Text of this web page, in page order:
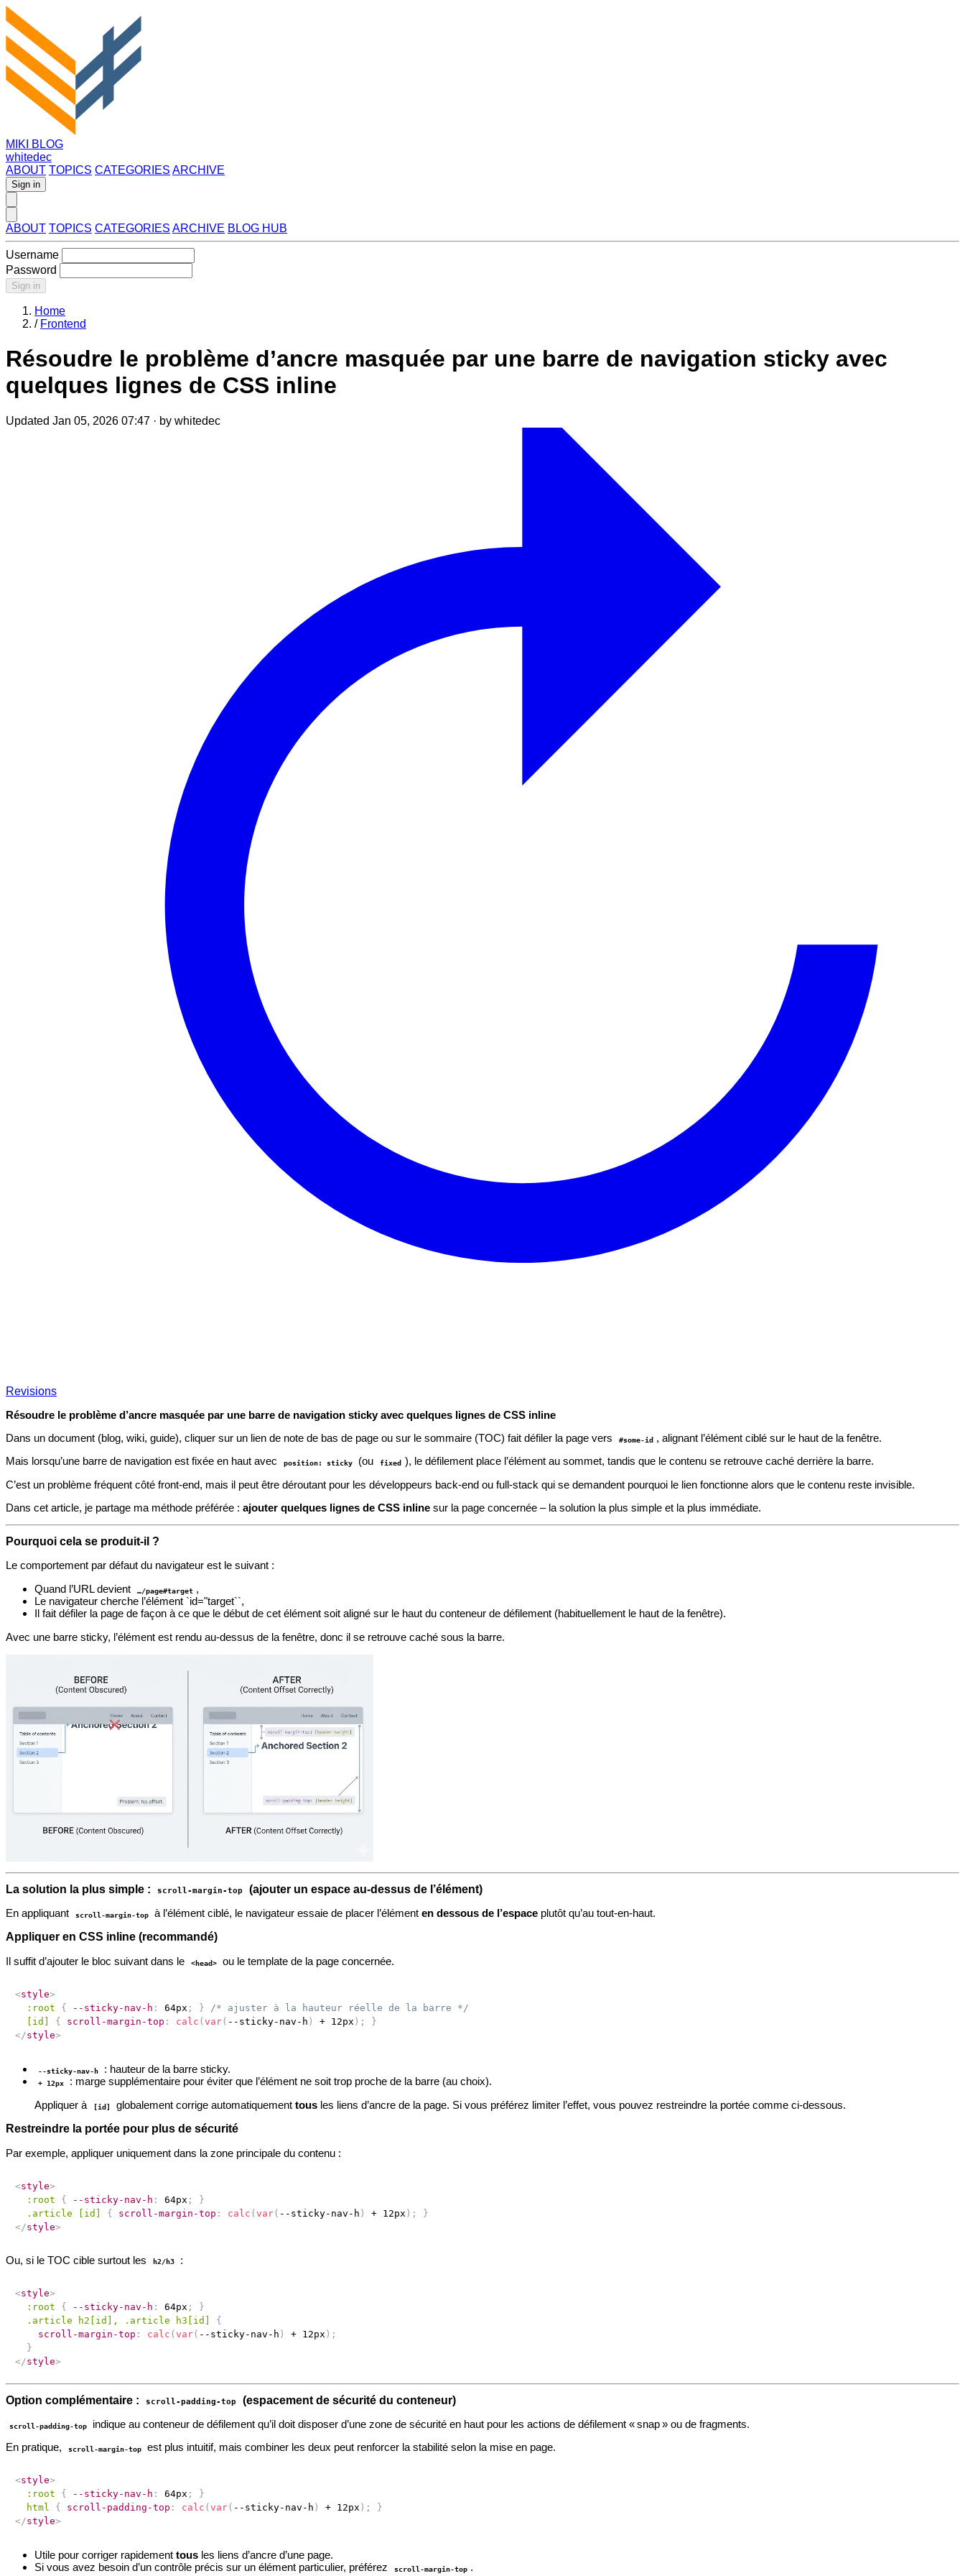
MIKI BLOG
whitedec
ABOUT TOPICS CATEGORIES ARCHIVE
Sign in
ABOUT TOPICS CATEGORIES ARCHIVE BLOG HUB
Username
Password
Sign in
Home
/ Frontend
Résoudre le problème d’ancre masquée par une barre de navigation sticky avec
quelques lignes de CSS inline
Updated Jan 05, 2026 07:47 · by whitedec
Revisions
Résoudre le problème d’ancre masquée par une barre de navigation sticky avec quelques lignes de CSS inline
Dans un document (blog, wiki, guide), cliquer sur un lien de note de bas de page ou sur le sommaire (TOC) fait défiler la page vers
#some-id , alignant l’élément ciblé sur le haut de la fenêtre.
Mais lorsqu’une barre de navigation est fixée en haut avec
position: sticky (ou fixed ), le défilement place l’élément au sommet, tandis que le contenu se retrouve caché derrière la barre.
C’est un problème fréquent côté front‑end, mais il peut être déroutant pour les développeurs back‑end ou full‑stack qui se demandent pourquoi le lien fonctionne alors que le contenu reste invisible.
Dans cet article, je partage ma méthode préférée : ajouter quelques lignes de CSS inline sur la page concernée – la solution la plus simple et la plus immédiate.
Pourquoi cela se produit-il ?
Le comportement par défaut du navigateur est le suivant :
Quand l’URL devient
…/page#target ,
Le navigateur cherche l’élément `id="target``,
Il fait défiler la page de façon à ce que le début de cet élément soit aligné sur le haut du conteneur de défilement (habituellement le haut de la fenêtre).
Avec une barre sticky, l’élément est rendu au-dessus de la fenêtre, donc il se retrouve caché sous la barre.
La solution la plus simple : scroll-margin-top
(ajouter un espace au-dessus de l’élément)
En appliquant
scroll-margin-top à l’élément ciblé, le navigateur essaie de placer l’élémenten dessous de l’espace plutôt qu’au tout‑en‑haut.
Appliquer en CSS inline (recommandé)
Il suffit d’ajouter le bloc suivant dans le
<head> ou le template de la page concernée.
<style>
:root
{ --sticky-nav-h : 64px ; }
/* ajuster à la hauteur réelle de la barre */
[id]
{ scroll-margin-top : calc ( var( --sticky-nav-h ) + 12px ) ;
}
</style>
--sticky-nav-h : hauteur de la barre sticky.
+ 12px
: marge supplémentaire pour éviter que l’élément ne soit trop proche de la barre (au choix).
Appliquer à
[id] globalement corrige automatiquementtous les liens d’ancre de la page. Si vous préférez limiter l’effet, vous pouvez restreindre la portée comme ci‑dessous.
Restreindre la portée pour plus de sécurité
Par exemple, appliquer uniquement dans la zone principale du contenu :
<style>
:root
{ --sticky-nav-h : 64px ;
}
.article [id]
{ scroll-margin-top : calc ( var( --sticky-nav-h ) + 12px ) ;
}
</style>
Ou, si le TOC cible surtout les h2/h3 :
<style>
:root
{ --sticky-nav-h : 64px ;
}
.article h2[id], .article h3[id]
{
scroll-margin-top : calc ( var( --sticky-nav-h ) + 12px ) ;
}
</style>
Option complémentaire : scroll-padding-top (espacement de sécurité du conteneur)
scroll-padding-top
indique au conteneur de défilement qu’il doit disposer d’une zone de sécurité en haut pour les actions de défilement « snap » ou de fragments.
En pratique,
scroll-margin-top est plus intuitif, mais combiner les deux peut renforcer la stabilité selon la mise en page.
<style>
:root
{ --sticky-nav-h : 64px ;
}
html
{ scroll-padding-top : calc ( var( --sticky-nav-h ) + 12px ) ;
}
</style>
Utile pour corriger rapidement tous les liens d’ancre d’une page.
Si vous avez besoin d’un contrôle précis sur un élément particulier, préférez
scroll-margin-top .